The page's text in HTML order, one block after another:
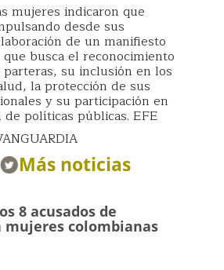
mujeres indicaron que
desde sus
de un manifiesto
busca el reconocimiento
su inclusión en los
la protección de sus
y su participación en
políticas públicas. EFE
Más noticias
8 acusados de
colombianas